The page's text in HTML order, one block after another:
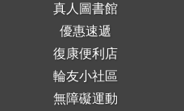
真人圖書館
優惠速遞
復康便利店
輪友小社區
無障礙運動